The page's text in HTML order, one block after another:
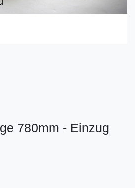
780mm - Einzug